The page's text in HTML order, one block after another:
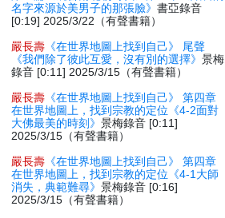
名字來源於美男子的那張臉》書亞錄音
[0:19] 2025/3/22（有聲書籍）
嚴長壽 《在世界地圖上找到自己》 尾聲
《我們除了彼此互愛，沒有別的選擇》景梅
錄音 [0:11] 2025/3/15（有聲書籍）
嚴長壽 《在世界地圖上找到自己》 第四章
在世界地圖上，找到宗教的定位《4-2面對
大佛最美的時刻》景梅錄音 [0:11]
2025/3/15（有聲書籍）
嚴長壽 《在世界地圖上找到自己》 第四章
在世界地圖上，找到宗教的定位《4-1大師
消失，典範難尋》景梅錄音 [0:16]
2025/3/15（有聲書籍）